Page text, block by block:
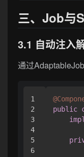
三、Job与
3.1 自动注入
通过
1
2
3
4
5
6
public